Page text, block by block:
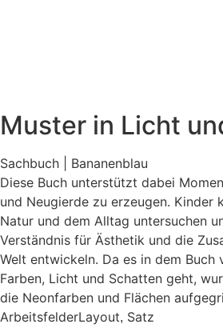
Muster in Licht
Sachbuch | Bananenblau
Diese Buch unterstützt dabei
und Neugierde zu erzeugen. Kinder
Natur und dem Alltag untersuchen
Verständnis für Ästhetik und die
Welt entwickeln. Da es in dem Buch
Farben, Licht und Schatten geht,
die Neonfarben und Flächen
ArbeitsfelderLayout, Satz